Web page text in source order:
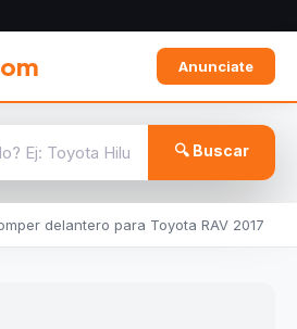
Anunciate
🔍 Buscar
delantero para Toyota RAV 2017